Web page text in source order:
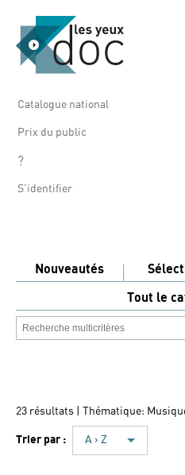
Catalogue national
Prix du public
?
S'identifier
Nouveautés
Tout le
23 résultats | Thématique:
Trier par : A › Z